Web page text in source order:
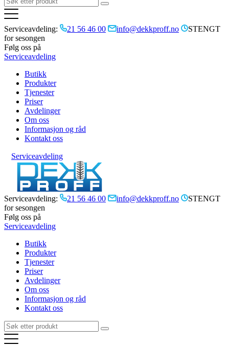
Serviceavdeling: 21 56 46 00 info@dekkproff.no
STENGT
for sesongen
Følg oss på
Serviceavdeling
Butikk
Produkter
Tjenester
Priser
Avdelinger
Om oss
Informasjon og råd
Kontakt oss
Serviceavdeling
Serviceavdeling: 21 56 46 00 info@dekkproff.no
STENGT
for sesongen
Følg oss på
Serviceavdeling
Butikk
Produkter
Tjenester
Priser
Avdelinger
Om oss
Informasjon og råd
Kontakt oss